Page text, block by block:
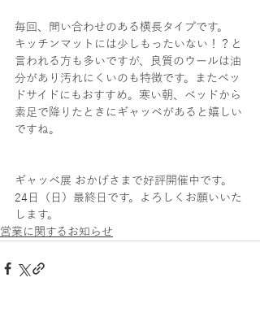
毎回、問い合わせのある横長タイプです。
キッチンマットには少しもったいない！？と
言われる方も多いですが、良質のウールは油
分があり汚れにくいのも特徴です。またベッ
ドサイドにもおすすめ。寒い朝、ベッドから
素足で降りたときにギャッベがあると嬉しい
ですね。
ギャッベ展 おかげさまで好評開催中です。
24日（日）最終日です。よろしくお願いいた
します。
営業に関するお知らせ